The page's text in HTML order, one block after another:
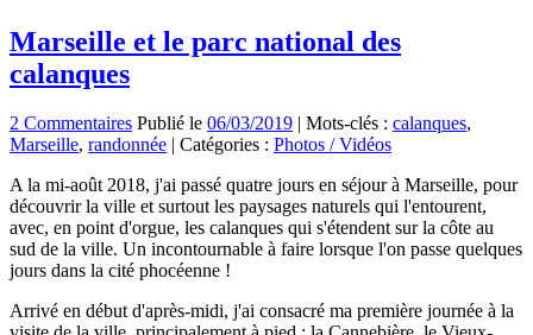
Marseille et le parc national des
calanques
2 Commentaires Publié le 06/03/2019 Mots-clés : calanques,
Marseille, randonnée Catégories : Photos / Vidéos
A la mi-août 2018, j'ai passé quatre jours en séjour à Marseille, pour
découvrir la ville et surtout les paysages naturels qui l'entourent,
avec, en point d'orgue, les calanques qui s'étendent sur la côte au
sud de la ville. Un incontournable à faire lorsque l'on passe quelques
jours dans la cité phocéenne !
Arrivé en début d'après-midi, j'ai consacré ma première journée à la